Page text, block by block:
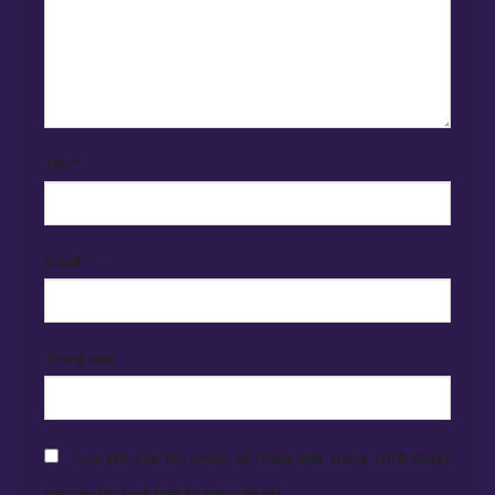
Tên *
Email *
Trang web
Lưu tên của tôi, email, và trang web trong trình duyệt